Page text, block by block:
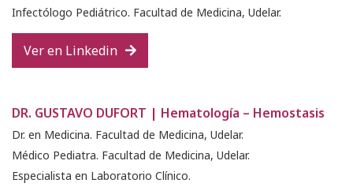
Infectólogo Pediátrico. Facultad de Medicina, Udelar.
Ver en Linkedin
DR. GUSTAVO DUFORT | Hematología – Hemostasis
Dr. en Medicina. Facultad de Medicina, Udelar.
Médico Pediatra. Facultad de Medicina, Udelar.
Especialista en Laboratorio Clínico.